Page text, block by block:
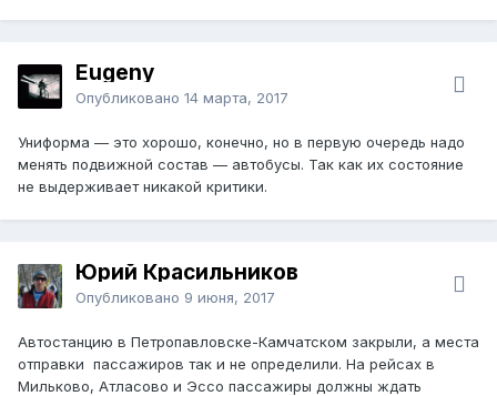
Eugeny
Опубликовано 14 марта, 2017
Униформа — это хорошо, конечно, но в первую очередь надо
менять подвижной состав — автобусы. Так как их состояние
не выдерживает никакой критики.
Юрий Красильников
Опубликовано 9 июня, 2017
Автостанцию в Петропавловске-Камчатском закрыли, а места
отправки пассажиров так и не определили. На рейсах в
Мильково, Атласово и Эссо пассажиры должны ждать